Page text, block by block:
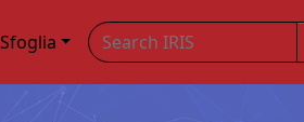
Sfoglia